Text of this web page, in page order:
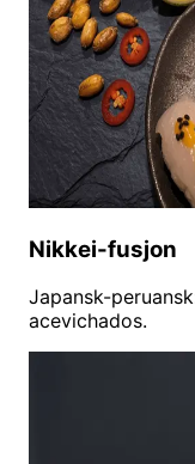
Nikkei-fusjon
Japansk-
acevichados.